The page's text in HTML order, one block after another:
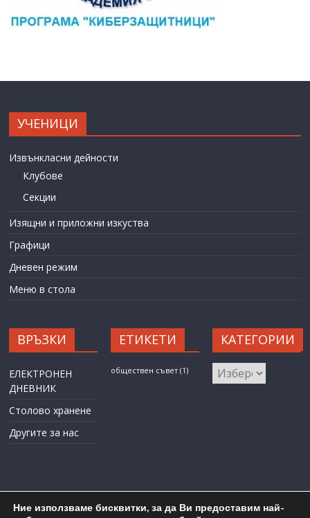
УЧЕНИЦИ
Извънкласни дейности
Клубове
Секции
Изящни и приложни изкуства
Графици
Дневен режим
Меню в стола
ВРЪЗКИ
ЕЛЕКТРОНЕН
ДНЕВНИК
Столово хранене
Другите за нас
ЕТИКЕТИ
обществен съвет (1)
КАТЕГОРИИ
КАТЕГОРИИ
Ние използваме бисквитки, за да Ви предоставим най-